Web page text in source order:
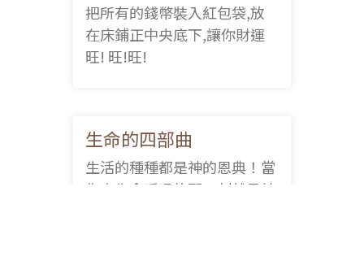
把所有的錢幣裝入紅包袋,放
在床鋪正中央底下,讓你財運
旺! 旺!旺!
生命的四部曲
生活的種種都是神的恩典！當
你出生會呼吸的那一刻就是神